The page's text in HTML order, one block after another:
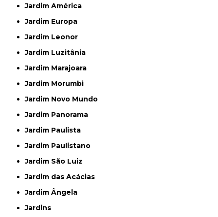
Jardim América
Jardim Europa
Jardim Leonor
Jardim Luzitânia
Jardim Marajoara
Jardim Morumbi
Jardim Novo Mundo
Jardim Panorama
Jardim Paulista
Jardim Paulistano
Jardim São Luiz
Jardim das Acácias
Jardim Ângela
Jardins